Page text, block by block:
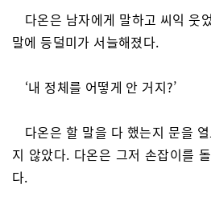
다온은 남자에게 말하고 씨익 웃
말에 등덜미가 서늘해졌다.
‘내 정체를 어떻게 안 거지?’
다온은 할 말을 다 했는지 문을
지 않았다. 다온은 그저 손잡이를
다.